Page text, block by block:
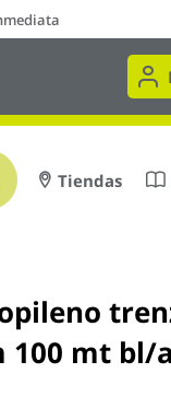
Tiendas
100 mt bl/